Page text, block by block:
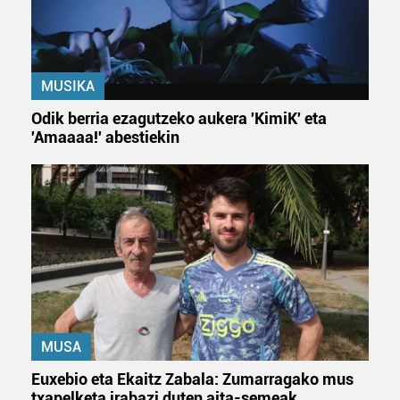
MUSIKA
Odik berria ezagutzeko aukera 'KimiK' eta
'Amaaaa!' abestiekin
MUSA
Euxebio eta Ekaitz Zabala: Zumarragako mus